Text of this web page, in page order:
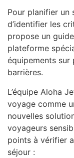
Pour planifier un
d’identifier les
propose un
plateforme
équipements sur
barrières.
L’équipe Aloha
voyage comme
nouvelles
voyageurs
points à vérifier
séjour :